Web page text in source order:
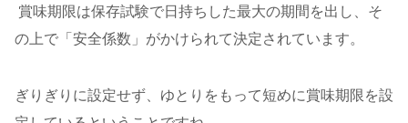
賞味期限は保存試験で日持ちした最大の期間を出し、そ
の上で「安全係数」がかけられて決定されています。
ぎりぎりに設定せず、ゆとりをもって短めに賞味期限を設